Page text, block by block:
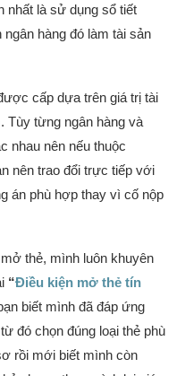
nhất là sử dụng sổ tiết
hàng đó làm tài sản
cấp dựa trên giá trị tài
Tùy từng ngân hàng và
nhau nên nếu thuộc
nên trao đổi trực tiếp với
án phù hợp thay vì cố nộp
thẻ, mình luôn khuyên
“Điều kiện mở thẻ tín
biết mình đã đáp ứng
đó chọn đúng loại thẻ phù
rồi mới biết mình còn